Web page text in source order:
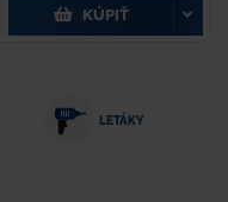
KÚPIŤ
LETÁKY